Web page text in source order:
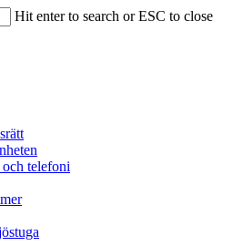
Hit enter to search or ESC to close
telefoni